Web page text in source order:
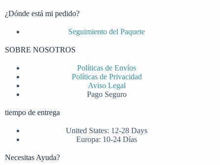
¿Dónde está mi pedido?
Seguimiento del Paquete
SOBRE NOSOTROS
Políticas de Envíos
Políticas de Privacidad
Aviso Legal
Pago Seguro
tiempo de entrega
United States: 12-28 Days
Europa: 10-24 Días
Necesitas Ayuda?